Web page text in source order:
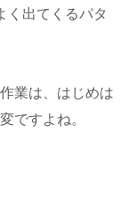
く出てくるパタ
業は、はじめは
ですよね。